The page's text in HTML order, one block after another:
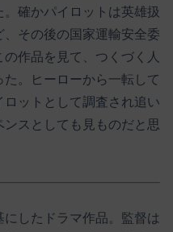
確かパイロットは英雄扱
その後の国家運輸安全委
作品を見て、つくづく人
。ヒーローから一転して
ットとして調査され追い
スとしても見ものだと思
にしたドラマ作品。監督は